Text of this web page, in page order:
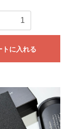
トに入れる